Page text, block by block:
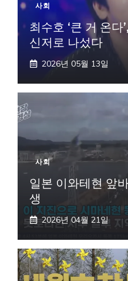
사회
최수호 ‘큰 거 온다
신저로 나섰다
2026년 05월 13일
사회
일본 이와테현 앞
생
2026년 04월 21일